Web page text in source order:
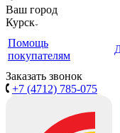
Ваш город
Курск
Помощь
покупателям
Заказать звонок
+7 (4712) 785-075